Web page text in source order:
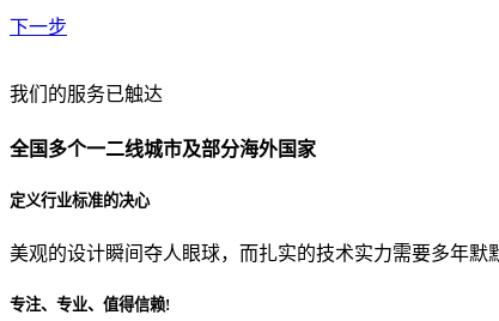
下一步
贵公司预算范围是？
贵公司的团队规模是？
我们的服务已触达
全国多个一二线城市及部分海外国家
定义行业标准的决心
美观的设计瞬间夺人眼球，而扎实的技术实力需要多年默
专注、专业、值得信赖!